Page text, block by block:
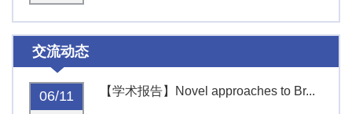
交流动态
06/11
【学术报告】Novel approaches to Br...